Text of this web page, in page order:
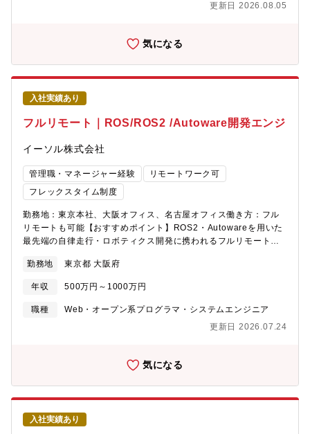
く、チームで協力して成果を出す力も高めることができます。さ
も積極的にサポートし、社員のキャリア形成を継続的かつ力強く
後押ししています。【募集背景】 ブラザーグループでは民生用及
び産業用のインクジェット製品を過去20年以上に亘り生産し続け
てきました。そしてブラザーグループビジョン「At your
side2030」においてインクジェット事業のさらなる飛躍を最重点
方針として掲げています。そのインクジェットヘッドの製造主力
工場である星崎工場では、製造プロセスの完全自動化と正確かつ
リアルタイムな生産情報をつなぎ活用するデジタルファクトリー
化により、生産性と品質の向上を目指して活動しています。デジ
タルファクトリー実現に向けて、活動の中心となるプロフェッシ
ョナルな人財を募集しています。【会社Vision】 ブラザーグルー
プビジョン「At your side 2030」では、「世界中の “あなた” の生
産性と創造性をすぐそばで支え、社会の発展と地球の未来に貢献
する」をあり続けたい姿として置き、業務を推進しています。
【求める人物像】・チームや関係部門の目標達成に向けて、施策
を立案・実行し、成果を出せる方 社内外の多様な関係者と調整・
交渉し、合意形成ができる方 チームやグループの人材育成に熱意
を持ち、実践できる方 ・複雑性・新規性の高い課題に対して、柔
と通常）通常：月10～20時間程度／繁忙期：月40時間程度●出張
内容によっては機会あり
義・設計・実装・テスト・運用保守まで幅広く担当いただけま
ウェア開発・アプリケーション開発、システム開発の設計～テス
ト・開発補助（ドキュメント作成、テスト補助等）※ご経験スキ
ルに応じて別案件へのご相談も承ります。ご面接の際に志向性に
合わせて様々お話しできればと思います。
更新日 2026.08.05
気になる
入社実績あり
フルリモート｜ROS/ROS2 /Autoware開発エンジ
イーソル株式会社
管理職・マネージャー経験
リモートワーク可
フレックスタイム制度
勤務地：東京本社、大阪オフィス、名古屋オフィス働き方：フル
リモートも可能【おすすめポイント】ROS2・Autowareを用いた
最先端の自律走行・ロボティクス開発に携われるフルリモート勤
ア・アプリケーションまで幅広い領域を担当AI、SLAM、画像処
理、GPU活用など先端技術に触れられるテクニカルリードやプロ
ジェクトマネージャーへのキャリア形成が可能【概要】■募集背景
ROSおよびAutowareを活用した自律制御システム開発案件の拡大
ROS・Autowareを活用した開発ニーズが急増しており、今後の事
ROS（Robot Operating System）を活用したロボティクスおよ
び自律制御向けソフトウェア開発を担当いただきます。・ROS2を
活用したアプリケーション開発・ミドルウェア開発・Linuxドライ
バ開発・OS開発・Autowareを活用した自律走行ソフトウェア開
発・システムインテグレーション・ロボットおよび車両への組込
み開発・要件定義・設計・実装・評価・運用支援経験に応じてテ
勤務地 東京都 大阪府
年収 500万円～1000万円
職種
Web・オープン系プログラマ・システムエンジニア
更新日 2026.07.24
気になる
入社実績あり